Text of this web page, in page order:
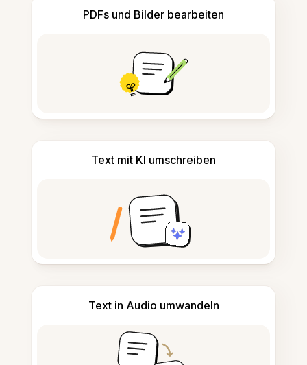
PDFs und Bilder bearbeiten
Text mit KI umschreiben
Text in Audio umwandeln